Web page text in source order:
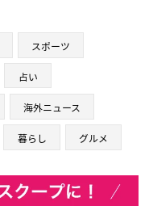
スポーツ
占い
海外ニュース
暮らし グルメ